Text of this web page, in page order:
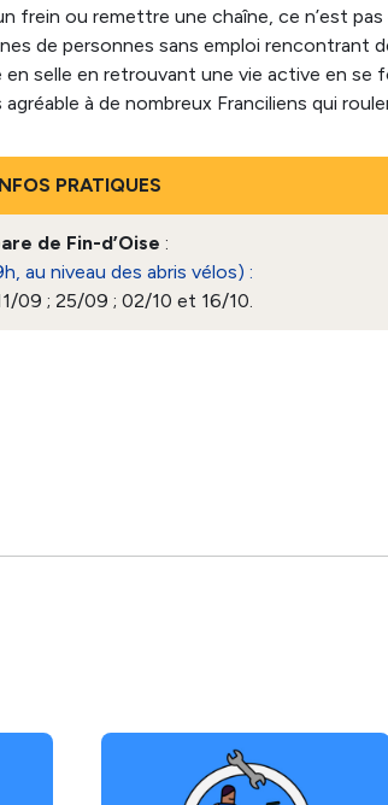
frein ou remettre une chaîne, ce n’est
de personnes sans emploi rencontrant
selle en retrouvant une vie active en se
à de nombreux Franciliens qui
PRATIQUES
de Fin-d’Oise :
au niveau des abris vélos) :
09 ; 25/09 ; 02/10 et 16/10.